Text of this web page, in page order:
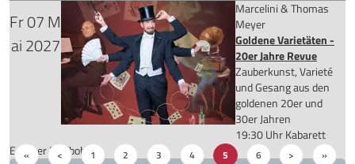
Mehr Infos
Tickets kaufen
für 26,90 €
Mehr Infos
Fr07M
ai2027
Marcelini & Thomas
Meyer
Goldene Varietäten -
20er Jahre Revue
Zauberkunst, Varieté
und Gesang aus den
goldenen 20er und
30er Jahren
19:30 Uhr Kabarett
Erfurter Puffbohne
« < 1 2 3 4 5 6 > »